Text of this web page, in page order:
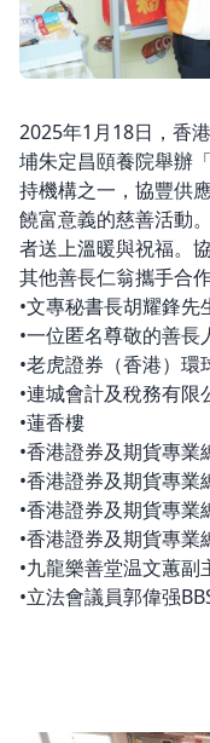
2025年1月18日，香
埔朱定昌頤養院舉辦
持機構之一，協豐供
饒富意義的慈善活動
者送上溫暖與祝福。
其他善長仁翁攜手合作
•文專秘書長胡耀鋒先
•一位匿名尊敬的善長
•老虎證券（香港）環
•連城會計及稅務有限
•蓮香樓
•香港證券及期貨專
•香港證券及期貨專業
•香港證券及期貨專
•香港證券及期貨專
•九龍樂善堂温文蕙副
•立法會議員郭偉强